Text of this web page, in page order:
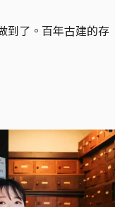
到了。百年古建的存